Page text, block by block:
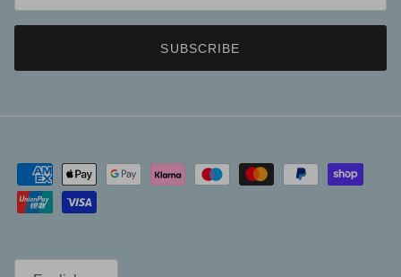
SUBSCRIBE